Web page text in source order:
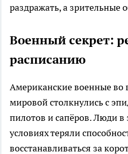
раздражать, а зрительные
Военный секрет:
расписанию
Американские военные во
мировой столкнулись с
пилотов и сапёров. Люди в
условиях теряли
восстанавливаться за